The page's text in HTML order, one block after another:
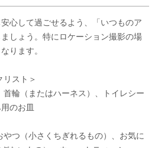
心して過ごせるよう、「いつものア
しょう。特にロケーション撮影の場
ります。
リスト＞
首輪（またはハーネス）、トイレシー
のお皿
やつ（小さくちぎれるもの）、お気に